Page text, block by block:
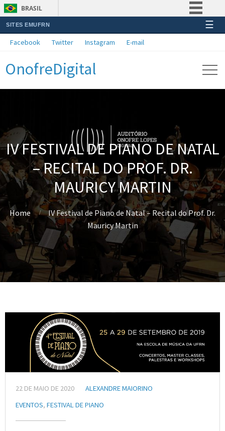
BRASIL
Simplifique!
Acesso à informação
SITES EMUFRN ☰
Facebook Twitter Instagram E-mail
OnofreDigital
IV FESTIVAL DE PIANO DE NATAL
– RECITAL DO PROF. DR.
MAURICY MARTIN
Home
IV Festival de Piano de Natal – Recital do Prof. Dr.
Mauricy Martin
22 DE MAIO DE 2020
ALEXANDRE MAIORINO
EVENTOS, FESTIVAL DE PIANO